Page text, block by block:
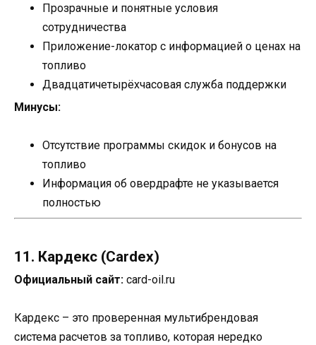
Прозрачные и понятные условия
сотрудничества
Приложение-локатор с информацией о ценах на
топливо
Двадцатичетырёхчасовая служба поддержки
Минусы:
Отсутствие программы скидок и бонусов на
топливо
Информация об овердрафте не указывается
полностью
11. Кардекс (Cardex)
Официальный сайт: card-oil.ru
Кардекс – это проверенная мультибрендовая
система расчетов за топливо, которая нередко